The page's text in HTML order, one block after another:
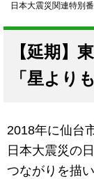
日本大震災関連特別
「星より
2018年に仙台
日本大震災の
つながりを描